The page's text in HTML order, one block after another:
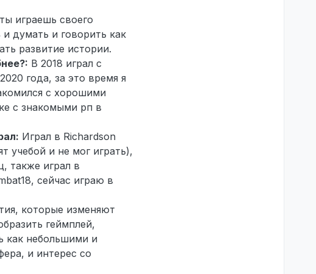
играешь своего
думать и говорить как
развитие истории.
В 2018 играл с
года, за это время я
с хорошими
с знакомыми рп в
Играл в Richardson
учебой и не мог играть),
также играл в
сейчас играю в
которые изменяют
геймплей,
как небольшими и
и интерес со